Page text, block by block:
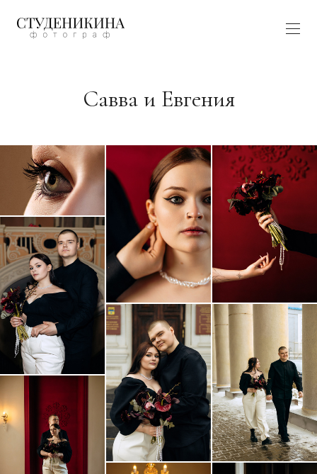
Савва и Евгения